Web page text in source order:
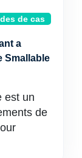
de cas
a
Smallable
est un
de